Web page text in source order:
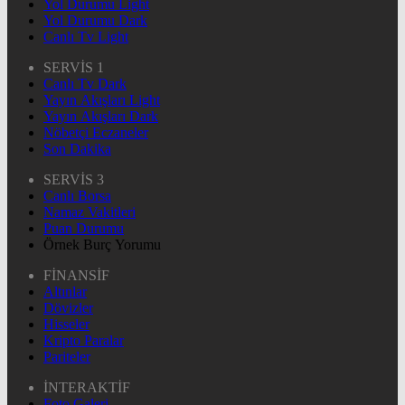
Yol Durumu Light
Yol Durumu Dark
Canlı Tv Light
SERVİS 1
Canlı Tv Dark
Yayın Akışları Light
Yayın Akışları Dark
Nöbetçi Eczaneler
Son Dakika
SERVİS 3
Canlı Borsa
Namaz Vakitleri
Puan Durumu
Örnek Burç Yorumu
FİNANSİF
Altınlar
Dövizler
Hisseler
Kripto Paralar
Pariteler
İNTERAKTİF